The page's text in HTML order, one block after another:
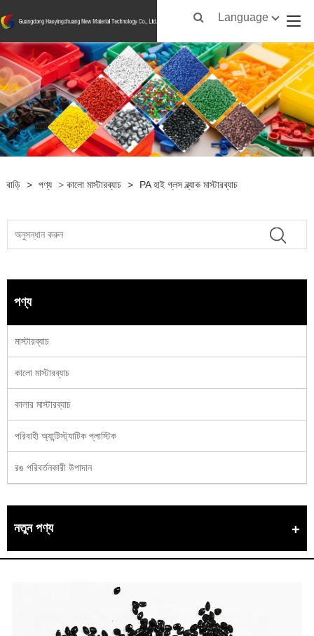
Language
বাড়ি > পণ্য > কালো মাস্টারব্যাচ > PA হাই গ্লস ব্ল্যাক মাস্টারব্যাচ
পণ্য
মাস্টারব্যাচ
কালো মাস্টারব্যাচ
কালার মাস্টারব্যাচ
পরিবাহী অ্যান্টিস্ট্যাটিক প্লাস্টিক
রঙ পরিবর্তনকারী উপাদান
নতুন পণ্য